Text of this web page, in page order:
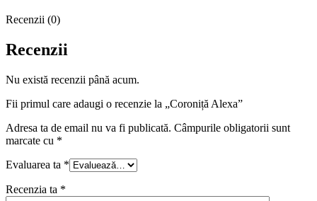
Recenzii (0)
Recenzii
Nu există recenzii până acum.
Fii primul care adaugi o recenzie la „Coroniță Alexa”
Adresa ta de email nu va fi publicată. Câmpurile obligatorii sunt
marcate cu *
Evaluarea ta *
Recenzia ta *